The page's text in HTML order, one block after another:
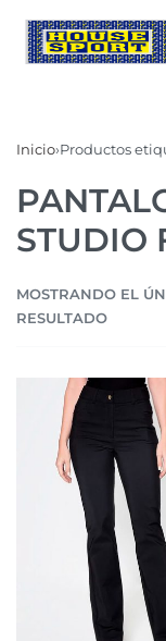
Inicio›Productos
STUDIO
MOSTRANDO EL
RESULTADO